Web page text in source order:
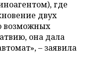
где
двух
возможных
она дала
– заявила